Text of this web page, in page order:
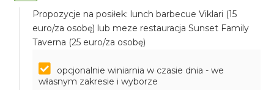
Propozycje na posiłek: lunch barbecue Viklari (15
euro/za osobę) lub meze restauracja Sunset Family
Taverna (25 euro/za osobę)
opcjonalnie winiarnia w czasie dnia - we
własnym zakresie i wyborze